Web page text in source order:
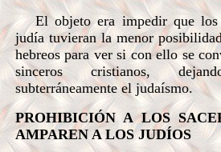
El objeto era impedir que los
judía tuvieran la menor
hebreos para ver si con ello se
sinceros cristianos,
subterráneamente el judaísmo.
PROHIBICIÓN A LOS
AMPAREN A LOS JUDÍOS